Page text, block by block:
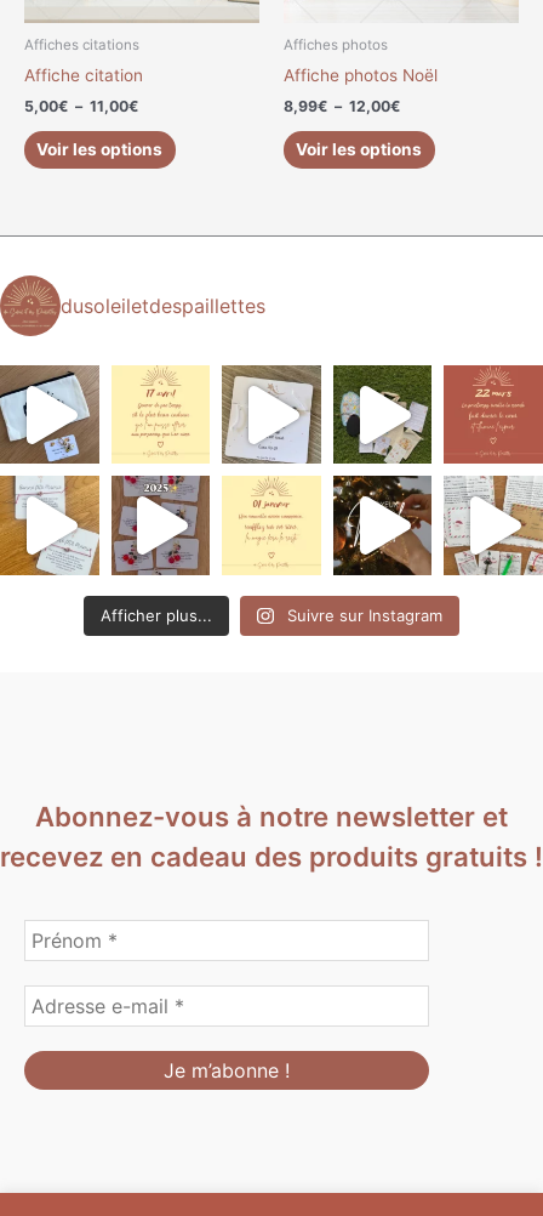
Affiches citations
Affiche citation
5,00€ – 11,00€
Voir les options
du
Affiches photos
Affiche photos Noël
8,99€ – 12,00€
Voir les options
sur
du
dusoleiletdespaillettes
Afficher plus... Suivre sur Instagram
Abonnez-vous à notre newsletter et
recevez en cadeau des produits gratuits !